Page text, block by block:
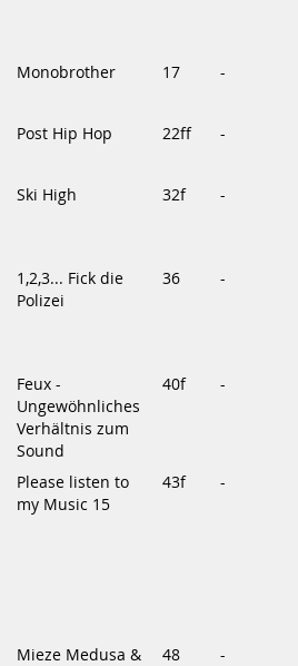
Monobrother 17 -
Post Hip Hop 22ff -
Ski High 32f -
1,2,3... Fick die
Polizei
36 -
Feux -
Ungewöhnliches
Verhältnis zum
Sound
40f -
Please listen to
my Music 15
43f -
Mieze Medusa &
48 -